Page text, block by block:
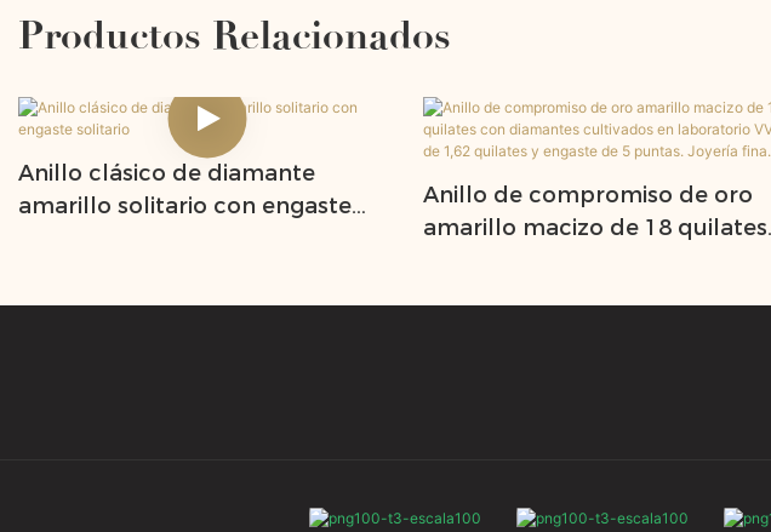
Productos Relacionados
Anillo clásico de diamante
amarillo solitario con engaste
Anillo de compromiso de oro
amarillo macizo de 18 quilates